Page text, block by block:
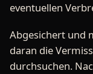
eventuellen
Abgesichert und
daran die
durchsuchen.